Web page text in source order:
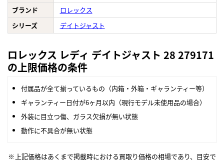
ブランド
ロレックス
シリーズ
デイトジャスト
ロレックス レディ デイトジャスト 28 279171
の上限価格の条件
付属品が全て揃っているもの（内箱・外箱・ギャランティー等）
ギャランティー日付が6ヶ月以内（現行モデル未使用品の場合）
外装に目立つ傷、ガラス欠損が無い状態
動作に不具合が無い状態
上記価格はあくまで掲載時における買取り価格の相場であり、目安で